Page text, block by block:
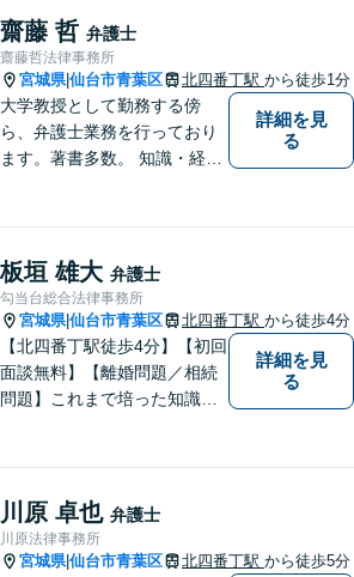
料請求／親権・養育費【労働
問題】マタハラなど女性特有
のトラブルに迅速に対応【初
回相談無料】
齋藤 哲 弁護士
齋藤哲法律事務所
宮城県|仙台市青葉区 北四番丁駅 から徒歩1分
大学教授として勤務する傍
ら、弁護士業務を行っており
ます。著書多数。 知識・経験
詳細を見
る
板垣 雄大 弁護士
勾当台総合法律事務所
宮城県|仙台市青葉区 北四番丁駅 から徒歩4分
【北四番丁駅徒歩4分】【初回
面談無料】【離婚問題／相続
問題】これまで培った知識と
対応可能】丁寧かつ迅速多対
応でお悩みを解決します。
【明朗な料金体系】お気軽に
詳細を見
る
川原 卓也 弁護士
川原法律事務所
宮城県|仙台市青葉区 北四番丁駅 から徒歩5分